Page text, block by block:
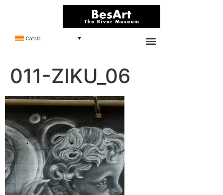
Català
011-ZIKU_06